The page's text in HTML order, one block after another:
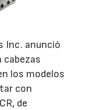
Inc. anunció
cabezas
los modelos
con
de